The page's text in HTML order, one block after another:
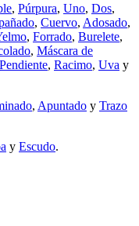
, Púrpura, Uno, Dos,
, Cuervo, Adosado,
, Forrado, Burelete,
, Máscara de
Pendiente, Racimo, Uva y
, Apuntado y Trazo
y Escudo.